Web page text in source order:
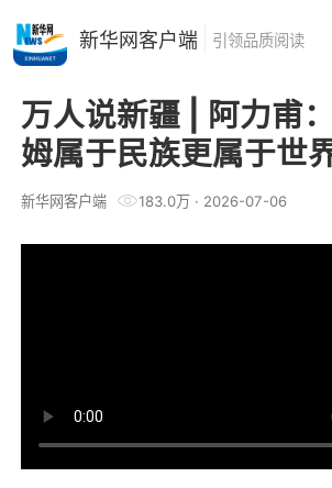
万人说新疆 | 阿力甫
姆属于民族更属于世
新华网客户端 183.0万· 2026-07-06
新华网客户端 引领品质阅读